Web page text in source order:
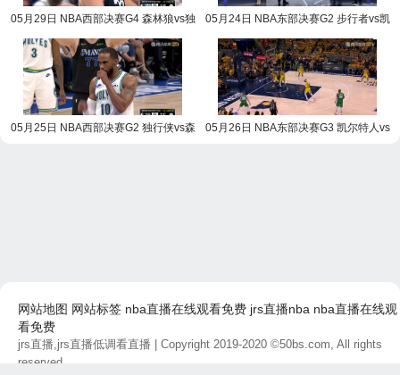
05月29日 NBA西部决赛G4 森林狼vs独
05月24日 NBA东部决赛G2 步行者vs凯
05月25日 NBA西部决赛G2 独行侠vs森
05月26日 NBA东部决赛G3 凯尔特人vs
网站地图 网站标签 nba直播在线观看免费 jrs直播nba nba直播在线观
看免费
jrs直播,jrs直播低调看直播 | Copyright 2019-2020 ©50bs.com, All rights
reserved.